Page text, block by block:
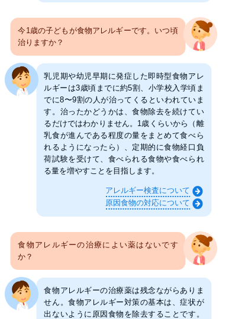
今1歳の子どもが食物アレルギーです。いつ頃
治りますか？
乳児期や幼児早期に発症した即時型食物アレ
ルギーは3歳頃までに約5割、小学校入学頃ま
でに8〜9割の人が治ってくるといわれていま
す。治ったかどうかは、食物除去を続けてい
るだけではわかりません。1歳くらいから（離
乳食が進んである程度の量をまとめて食べら
れるようになったら）、定期的に食物経口負
荷試験を受けて、食べられる食物や食べられ
る量を増やすことを目指します。
アレルギー検査について
原因食物の対応について
食物アレルギーの治療によい薬はないです
か？
食物アレルギーの治療薬は残念ながらありま
せん。食物アレルギー対策の基本は、症状が
出ないように原因食物を除去することです。